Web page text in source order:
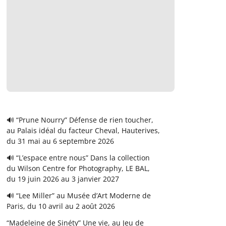
🔊 “Prune Nourry” Défense de rien toucher,
au Palais idéal du facteur Cheval, Hauterives,
du 31 mai au 6 septembre 2026
🔊 “L’espace entre nous” Dans la collection
du Wilson Centre for Photography, LE BAL,
du 19 juin 2026 au 3 janvier 2027
🔊 “Lee Miller” au Musée d’Art Moderne de
Paris, du 10 avril au 2 août 2026
“Madeleine de Sinéty” Une vie, au Jeu de